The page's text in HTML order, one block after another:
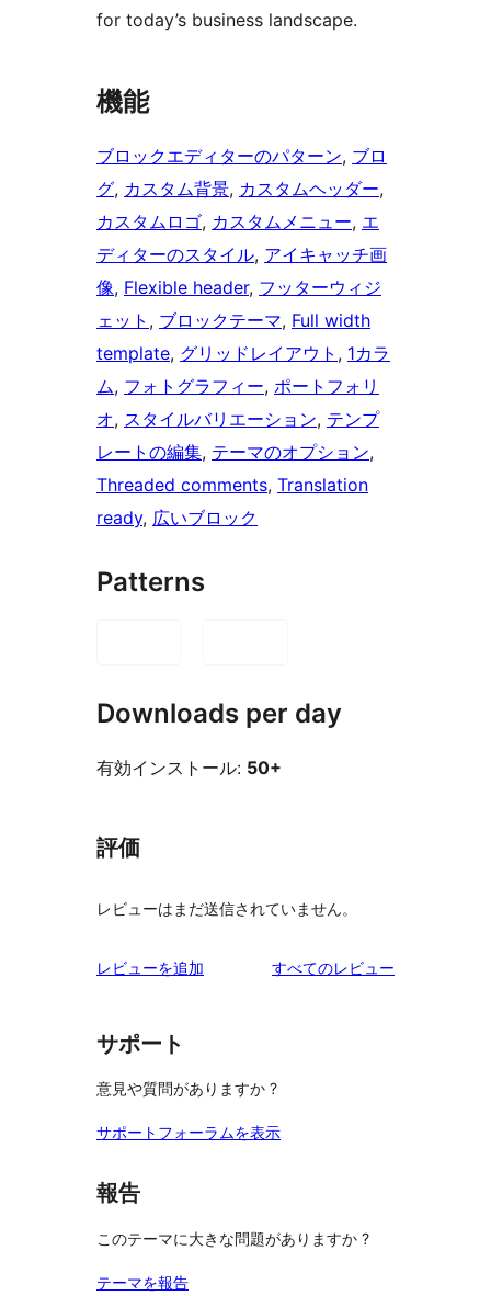
for today’s business landscape.
機能
ブロックエディターのパターン, ブロ
グ, カスタム背景, カスタムヘッダー
カスタムロゴ, カスタムメニュー, エ
ディターのスタイル, アイキャッチ画
像, Flexible header, フッターウィジ
ェット , ブロックテーマ, Full width
template, グリッドレイアウト , 1カラ
ム, フォトグラフィー, ポートフォリ
オ, スタイルバリエーション, テンプ
レートの編集, テーマのオプション
Threaded comments, Translation
ready, 広いブロック
Patterns
Downloads per day
有効インストール: 50+
評価
レビューはまだ送信されていません。
レビューを追加 すべてのレビュー
サポート
意見や質問がありますか ?
サポートフォーラムを表示
報告
このテーマに大きな問題がありますか ?
テーマを報告